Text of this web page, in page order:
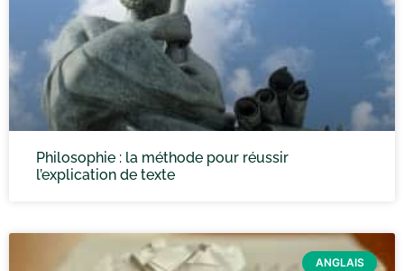
Philosophie : la méthode pour réussir
l’explication de texte
ANGLAIS